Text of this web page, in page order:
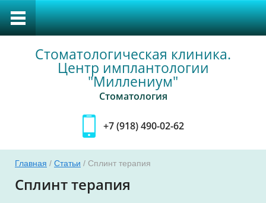
Стоматологическая клиника.
Центр имплантологии
"Миллениум"
Стоматология
+7 (918) 490-02-62
Главная / Статьи / Сплинт терапия
Сплинт терапия